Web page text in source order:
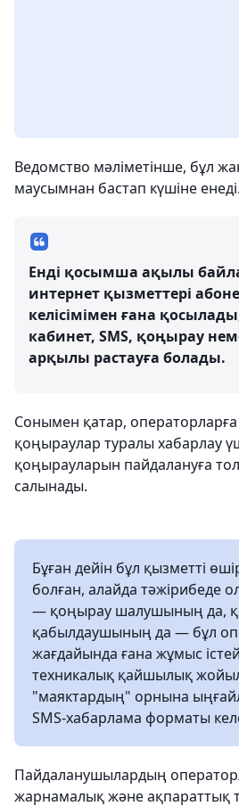
Ведомство мәліметінше, бұл
маусымнан бастап күшіне енеді.
Енді қосымша ақылы
интернет қызметтері
келісімімен ғана
кабинет, SMS, қоңырау
арқылы растауға болады.
Сонымен қатар, операторларға
қоңыраулар туралы хабарлау
қоңырауларын пайдалануға
салынады.
Бұған дейін бұл қызметті
болған, алайда тәжірибеде
— қоңырау шалушының да,
қабылдаушының да — бұл
жағдайында ғана жұмыс
техникалық қайшылық
"маяктардың" орнына
SMS-хабарлама форматы
Пайдаланушылардың
жарнамалық және ақпараттық